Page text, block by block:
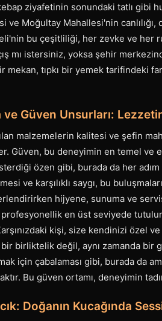
ziyafetinin sonundaki tatlı
Moğultay Mahallesi'nin
bu çeşitliliği, her zevke ve her
mı istersiniz, yoksa şehir
mekan, tıpkı bir yemek tarifindeki
ve Güven Unsurları:
malzemelerin kalitesi ve şefin
Güven, bu deneyimin en temel ve
özen gibi, burada da her
ve karşılıklı saygı, bu
hijyene, sunuma ve
en üst seviyede
kişi, size kendinizi özel
birliktelik değil, aynı zamanda bir
için çabalaması gibi, burada da
Bu güven ortamı, deneyimin
Doğanın Kucağında